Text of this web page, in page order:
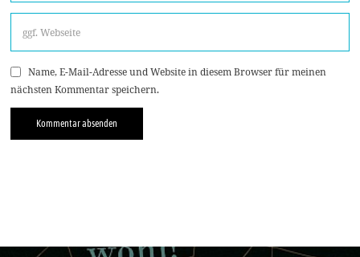
Name, E-Mail-Adresse und Website in diesem Browser für meinen
nächsten Kommentar speichern.